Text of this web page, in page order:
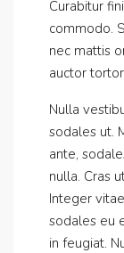
Curabitur
commodo.
nec mattis
auctor
Nulla
sodales ut.
ante,
nulla. Cras
Integer
sodales eu
in feugiat.